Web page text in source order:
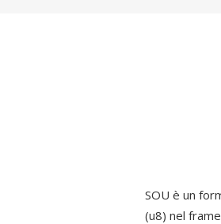
SOU è un
(u8) nel